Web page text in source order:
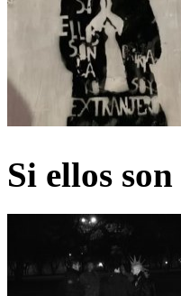
Si ellos